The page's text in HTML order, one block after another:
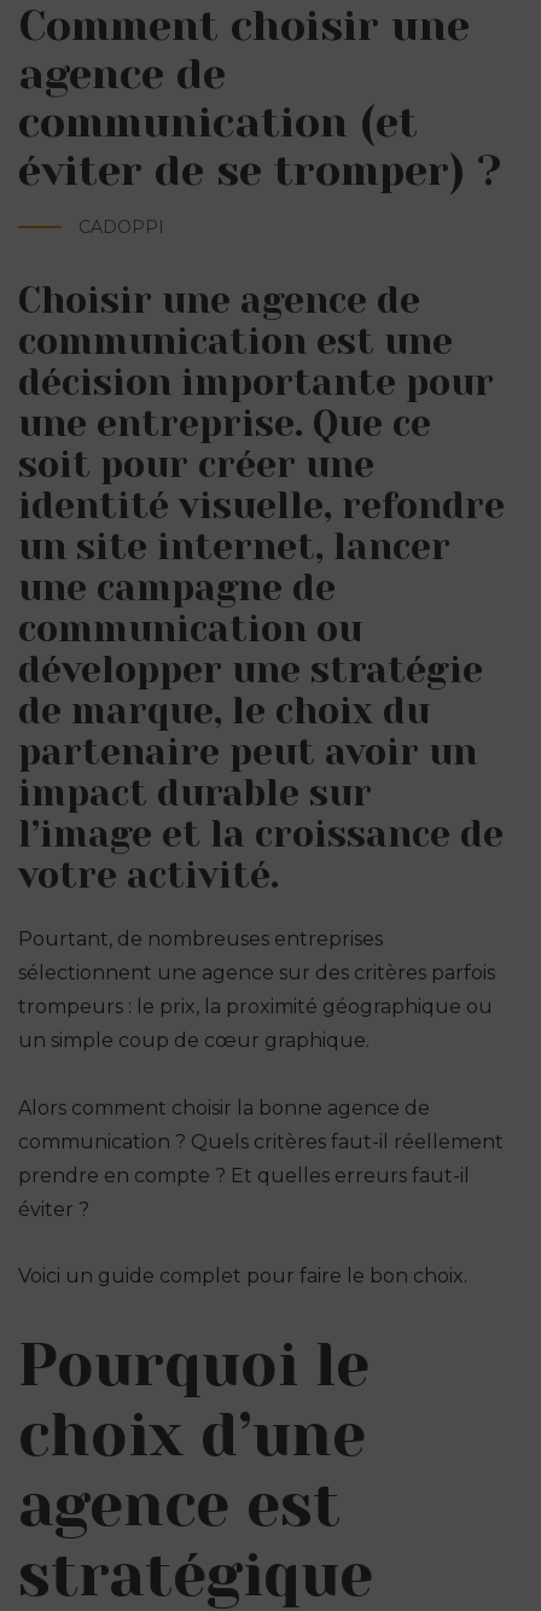
Comment choisir une
agence de
communication (et
éviter de se tromper) ?
CADOPPI
Choisir une agence de
communication est une
décision importante pour
une entreprise. Que ce
soit pour créer une
identité visuelle, refondre
un site internet, lancer
une campagne de
communication ou
développer une stratégie
de marque, le choix du
partenaire peut avoir un
impact durable sur
l’image et la croissance de
votre activité.
Pourtant, de nombreuses entreprises
sélectionnent une agence sur des critères parfois
trompeurs : le prix, la proximité géographique ou
un simple coup de cœur graphique.
Alors comment choisir la bonne agence de
communication ? Quels critères faut-il réellement
prendre en compte ? Et quelles erreurs faut-il
éviter ?
Voici un guide complet pour faire le bon choix.
Pourquoi le
choix d’une
agence est
stratégique